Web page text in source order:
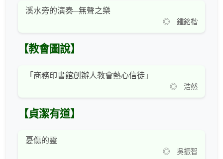
溪水旁的演奏─無聲之樂
◎ 鍾銘楷
【教會圖說】
「商務印書館創辦人教會熱心信徒」
◎ 浩然
【貞潔有道】
憂傷的靈
◎ 吳振智